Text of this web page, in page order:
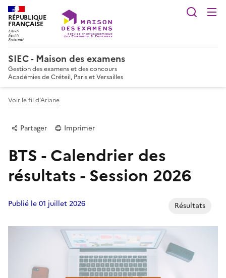
RÉPUBLIQUE
FRANÇAISE
SIEC - Maison des examens
Gestion des examens et des concours
Académies de Créteil, Paris et Versailles
Voir le fil d’Ariane
Partager Imprimer
BTS - Calendrier des
résultats - Session 2026
Partager sur Facebook
Partager sur Twitter
Partager sur LinkedIn
Partager par email
Copier dans le
Publié le 01 juillet 2026 Résultats